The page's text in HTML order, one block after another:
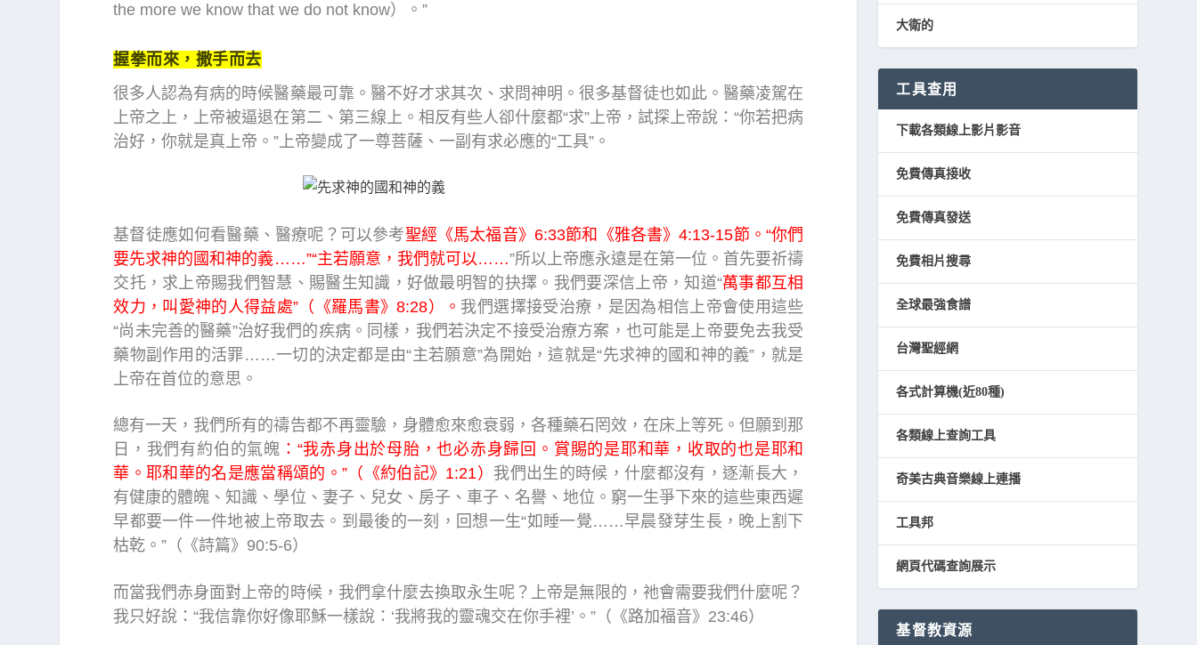
the more we know that we do not know）。”
握拳而來，撒手而去
很多人認為有病的時候醫藥最可靠。醫不好才求其次、求問神明。很多基督徒也如此。醫藥凌駕在
上帝之上，上帝被逼退在第二、第三線上。相反有些人卻什麼都“求”上帝，試探上帝說：“你若把病
治好，你就是真上帝。”上帝變成了一尊菩薩、一副有求必應的“工具”。
基督徒應如何看醫藥、醫療呢？可以參考聖經《馬太福音》6:33節和《雅各書》4:13-15節。“你們
要先求神的國和神的義……”“主若願意，我們就可以……”所以上帝應永遠是在第一位。首先要祈禱
交托，求上帝賜我們智慧、賜醫生知識，好做最明智的抉擇。我們要深信上帝，知道“萬事都互相
效力，叫愛神的人得益處”（《羅馬書》8:28）。 我們選擇接受治療，是因為相信上帝會使用這些
“尚未完善的醫藥”治好我們的疾病。同樣，我們若決定不接受治療方案，也可能是上帝要免去我受
藥物副作用的活罪……一切的決定都是由“主若願意”為開始，這就是“先求神的國和神的義”，就是
上帝在首位的意思。
總有一天，我們所有的禱告都不再靈驗，身體愈來愈衰弱，各種藥石罔效，在床上等死。但願到那
日，我們有約伯的氣魄 ：“我赤身出於母胎，也必赤身歸回。賞賜的是耶和華，收取的也是耶和
華。耶和華的名是應當稱頌的。”（《約伯記》1:21） 我們出生的時候，什麼都沒有，逐漸長大，
有健康的體魄、知識、學位、妻子、兒女、房子、車子、名譽、地位。窮一生爭下來的這些東西遲
早都要一件一件地被上帝取去。到最後的一刻，回想一生“如睡一覺……早晨發芽生長，晚上割下
枯乾。”（《詩篇》90:5-6）
而當我們赤身面對上帝的時候，我們拿什麼去換取永生呢？上帝是無限的，祂會需要我們什麼呢？
我只好說：“我信靠你好像耶穌一樣說：‘我將我的靈魂交在你手裡’。”（《路加福音》23:46）
大衛的
工具查用
下載各類線上影片影音
免費傳真接收
免費傳真發送
免費相片搜尋
全球最強食譜
台灣聖經網
各式計算機(近80種)
各類線上查詢工具
奇美古典音樂線上連播
工具邦
網頁代碼查詢展示
基督教資源